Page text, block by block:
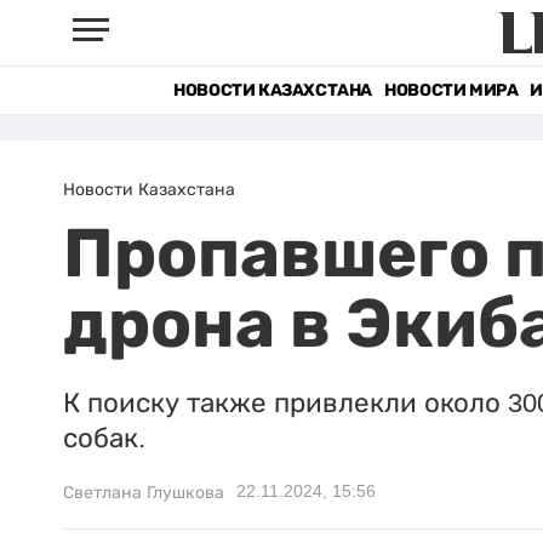
НОВОСТИ КАЗАХСТАНА НОВОСТИ МИРА
Новости Казахстана
Пропавшего
дрона в
К поиску также привлекли около
собак.
Светлана Глушкова 22.11.2024, 15:56